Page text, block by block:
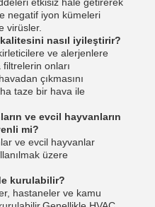
negatif iyon kümeleri
virüsler.
nasıl iyileştirir?
ve alerjenlere
filtrelerin onları
çıkmasını
taze bir hava ile
ve evcil hayvanların
mi?
ve evcil hayvanlar
üzere
kurulabilir?
hastaneler ve kamu